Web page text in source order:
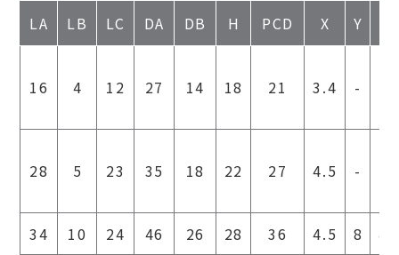
LA LB LC DA DB H PCD X Y
16 4 12 27 14 18 21 3.4 -
28 5 23 35 18 22 27 4.5 -
34 10 24 46 26 28 36 4.5 8